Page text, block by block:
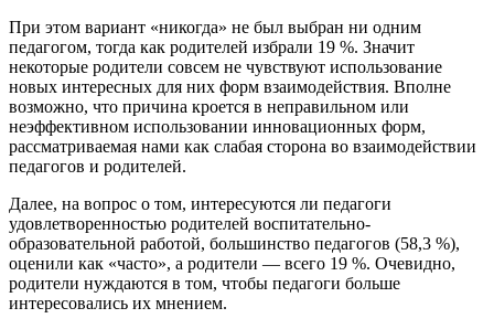
При этом вариант «никогда» не был выбран ни одним
педагогом, тогда как родителей избрали 19 %. Значит
некоторые родители совсем не чувствуют использование
новых интересных для них форм взаимодействия. Вполне
возможно, что причина кроется в неправильном или
неэффективном использовании инновационных форм,
рассматриваемая нами как слабая сторона во взаимодействии
педагогов и родителей.
Далее, на вопрос о том, интересуются ли педагоги
удовлетворенностью родителей воспитательно-
образовательной работой, большинство педагогов (58,3 %),
оценили как «часто», а родители — всего 19 %. Очевидно,
родители нуждаются в том, чтобы педагоги больше
интересовались их мнением.